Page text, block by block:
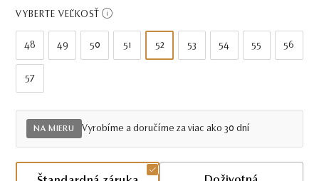
VYBERTE VEĽKOSŤ
48 49 50 51 52 53 54 55 56
57
NA MIERU Vyrobíme a doručíme za viac ako 30 dní